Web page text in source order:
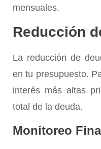
mensuales.
Reducción
La reducción de
en tu presupuesto.
interés más altas
total de la deuda.
Monitoreo